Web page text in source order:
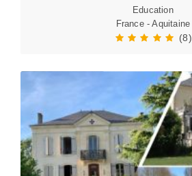
Education
France - Aquitaine
(8)